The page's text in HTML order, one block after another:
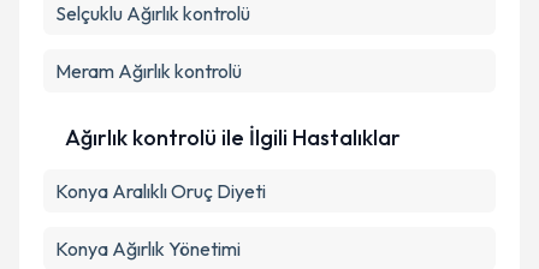
Selçuklu Ağırlık kontrolü
Meram Ağırlık kontrolü
Ağırlık kontrolü ile İlgili Hastalıklar
Konya Aralıklı Oruç Diyeti
Konya Ağırlık Yönetimi